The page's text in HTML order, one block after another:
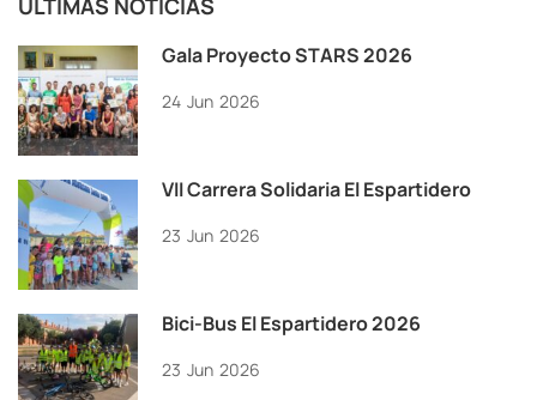
Gala Proyecto STARS 2026
24 Jun 2026
VII Carrera Solidaria El Espartidero
23 Jun 2026
Bici-Bus El Espartidero 2026
23 Jun 2026